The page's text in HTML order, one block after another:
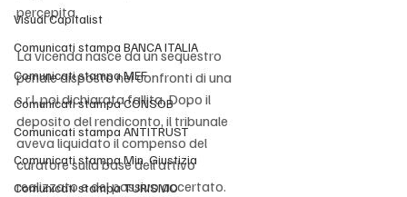
Visual Capitalist
Comunicati stampa BANCA ITALIA
Comunicati stampa MEF
Comunicati stampa CONSOB
Comunicati stampa ANTITRUST
Comunicati stampa Min. Giustizia
Comunicati stampa TURISMO
percepita.
La vicenda nasce da un sequestro
penale disposto nei confronti di una
s.r.l. poi dichiarata fallita. Dopo il
deposito del rendiconto, il tribunale
aveva liquidato il compenso del
curatore sulla base dell’attivo
realizzato e del passivo accertato.